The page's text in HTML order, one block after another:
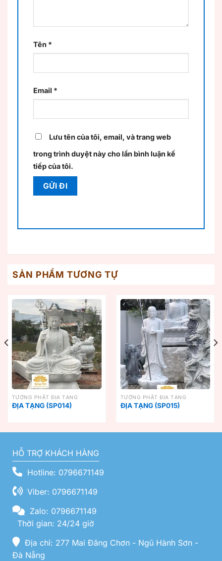
Tên *
Email *
Lưu tên của tôi, email, và trang web
trong trình duyệt này cho lần bình luận kế
tiếp của tôi.
SẢN PHẨM TƯƠNG TỰ
TƯỢNG PHẬT ĐỊA TẠNG
ĐỊA TẠNG (SP014)
TƯỢNG PHẬT ĐỊA TẠNG
ĐỊA TẠNG (SP015)
HỖ TRỢ KHÁCH HÀNG
Hotline: 0796671149
Viber: 0796671149
Zalo: 0796671149
Thời gian: 24/24 giờ
Địa chỉ: 277 Mai Đăng Chơn - Ngũ Hành Sơn -
Đà Nẵng